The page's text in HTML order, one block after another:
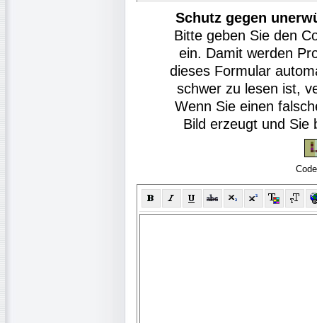
Schutz gegen
Bitte geben Sie den
ein. Damit werden
dieses Formular
schwer zu lesen ist,
Wenn Sie einen
Bild erzeugt und Sie